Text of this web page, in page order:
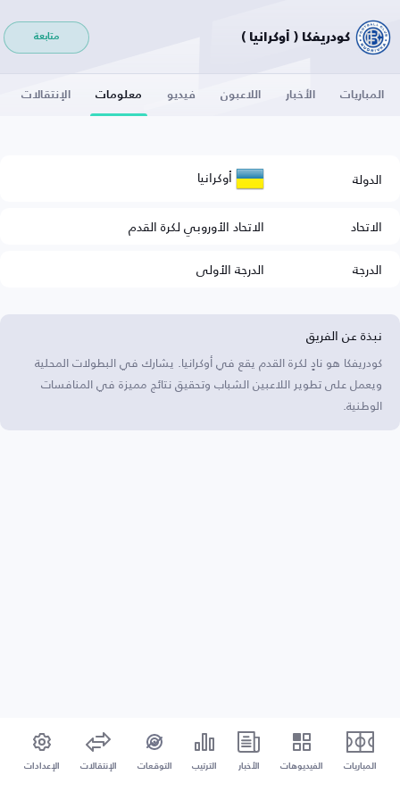
كودريفكا ( أوكرانيا ) متابعة
المباريات الأخبار اللاعبون فيديو معلومات الإنتقالات
الدولة أوكرانيا
الاتحاد
الاتحاد الأوروبي لكرة القدم
الدرجة
الدرجة الأولى
نبذة عن الفريق
كودريفكا هو نادٍ لكرة القدم يقع في أوكرانيا. يشارك في البطولات المحلية
ويعمل على تطوير اللاعبين الشباب وتحقيق نتائج مميزة في المنافسات
الوطنية.
المباريات الفيديوهات الأخبار الترتيب التوقعات الإنتقالات الإعدادات